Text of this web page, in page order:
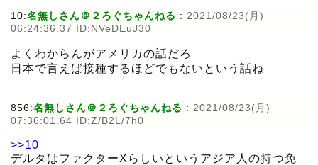
10:名無しさん＠２ろぐちゃんねる : 2021/08/23(月)
06:24:36.37 ID:NVeDEuJ30
よくわからんがアメリカの話だろ
日本で言えば接種するほどでもないという話ね
856:名無しさん＠２ろぐちゃんねる : 2021/08/23(月)
07:36:01.64 ID:Z/B2L/7h0
>>10
デルタはファクターXらしいというアジア人の持つ免